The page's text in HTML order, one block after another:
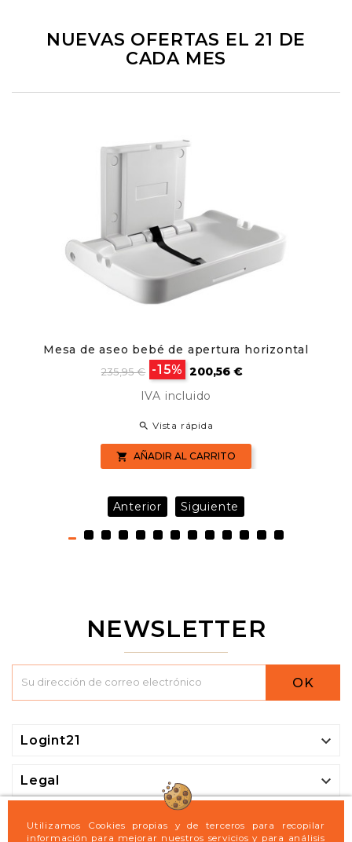
Utilizamos Cookies propias y de terceros para recopilar
información para mejorar nuestros servicios y para análisis
NUEVAS OFERTAS EL 21 DE
CADA MES
Mesa de aseo bebé de apertura horizontal
Precio
235,95 € -15% Precio
200,56 €
IVA incluido
 Vista rápida
 AÑADIR AL CARRITO
Anterior Siguiente
NEWSLETTER
OK
Logint21 
Legal 
Mi cuenta 